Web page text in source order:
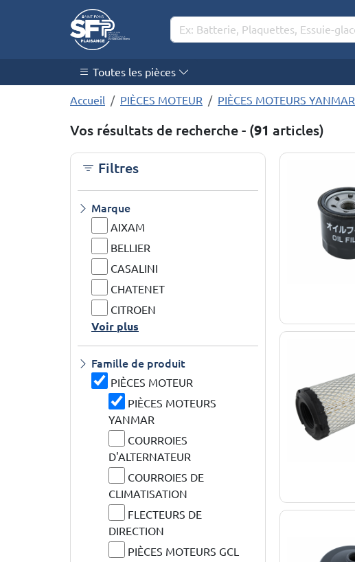
Toutes les pièces
Accueil PIÈCES MOTEUR PIÈCES MOTEURS YANMAR
Vos résultats de recherche - (91 articles)
Filtres
Marque
AIXAM
BELLIER
CASALINI
CHATENET
CITROEN
Voir plus
Famille de produit
PIÈCES MOTEUR
PIÈCES MOTEURS
YANMAR
COURROIES
D'ALTERNATEUR
COURROIES DE
CLIMATISATION
FLECTEURS DE
DIRECTION
PIÈCES MOTEURS GCL